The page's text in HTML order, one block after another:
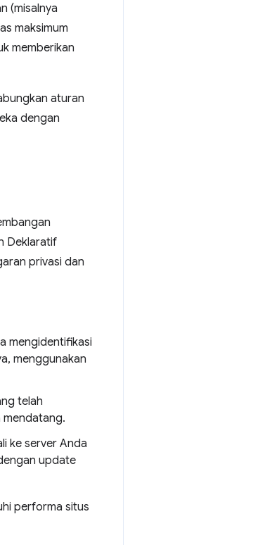
(misalnya
maksimum
memberikan
aturan
dengan
Deklaratif
privasi dan
mengidentifikasi
menggunakan
telah
mendatang.
ke server Anda
update
performa situs